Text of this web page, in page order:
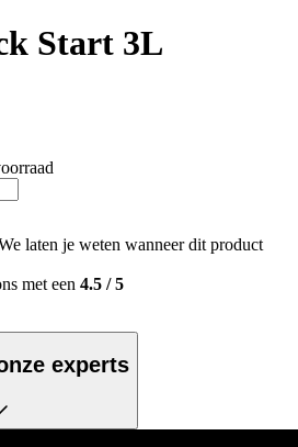
Start 3L
laten je weten wanneer dit product
met een 4.5 /5
experts